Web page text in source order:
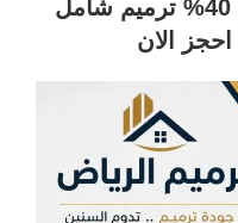
مقاول ترميم الرياض خصم 40% ترميم شامل